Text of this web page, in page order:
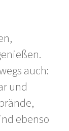
auch:
und
ebenso